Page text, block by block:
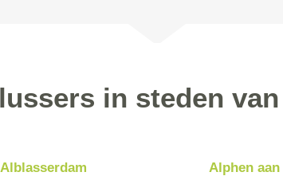
in steden
Alblasserdam Alphen